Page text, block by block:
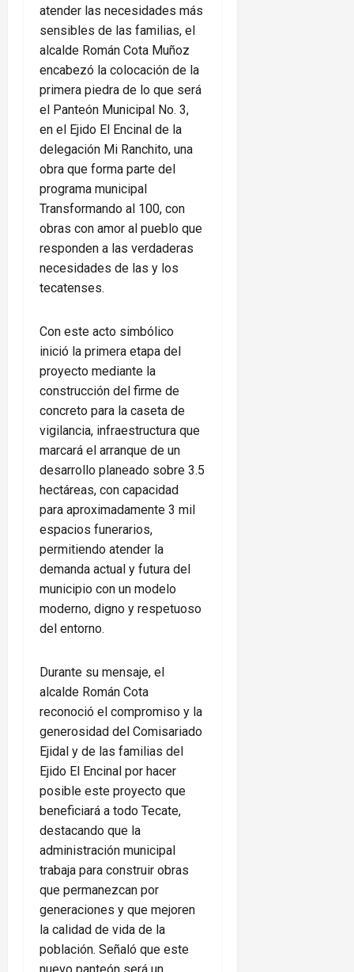
atender las necesidades más
sensibles de las familias, el
alcalde Román Cota Muñoz
encabezó la colocación de la
primera piedra de lo que será
el Panteón Municipal No. 3,
en el Ejido El Encinal de la
delegación Mi Ranchito, una
obra que forma parte del
programa municipal
Transformando al 100, con
obras con amor al pueblo que
responden a las verdaderas
necesidades de las y los
tecatenses.
Con este acto simbólico
inició la primera etapa del
proyecto mediante la
construcción del firme de
concreto para la caseta de
vigilancia, infraestructura que
marcará el arranque de un
desarrollo planeado sobre 3.5
hectáreas, con capacidad
para aproximadamente 3 mil
espacios funerarios,
permitiendo atender la
demanda actual y futura del
municipio con un modelo
moderno, digno y respetuoso
del entorno.
Durante su mensaje, el
alcalde Román Cota
reconoció el compromiso y la
generosidad del Comisariado
Ejidal y de las familias del
Ejido El Encinal por hacer
posible este proyecto que
beneficiará a todo Tecate,
destacando que la
administración municipal
trabaja para construir obras
que permanezcan por
generaciones y que mejoren
la calidad de vida de la
población. Señaló que este